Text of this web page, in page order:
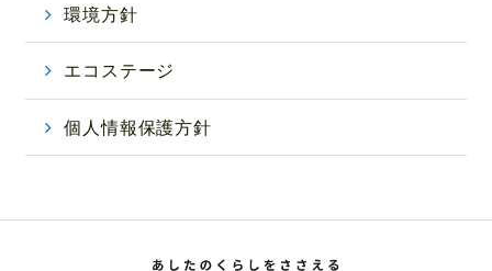
環境方針
エコステージ
個人情報保護方針